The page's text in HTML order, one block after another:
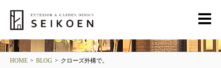
HOME > BLOG > クローズ外構で。